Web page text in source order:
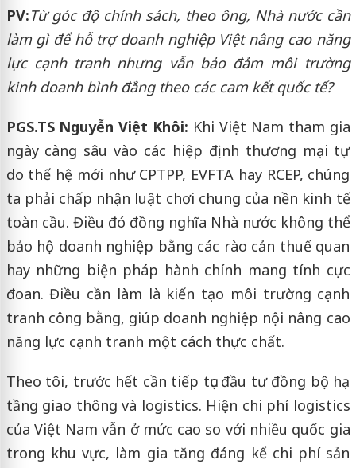
PV:Từ góc độ chính sách, theo ông, Nhà nước cần
làm gì để hỗ trợ doanh nghiệp Việt nâng cao năng
lực cạnh tranh nhưng vẫn bảo đảm môi trường
kinh doanh bình đẳng theo các cam kết quốc tế?
PGS.TS Nguyễn Việt Khôi: Khi Việt Nam tham gia
ngày càng sâu vào các hiệp định thương mại tự
do thế hệ mới như CPTPP, EVFTA hay RCEP, chúng
ta phải chấp nhận luật chơi chung của nền kinh tế
toàn cầu. Điều đó đồng nghĩa Nhà nước không thể
bảo hộ doanh nghiệp bằng các rào cản thuế quan
hay những biện pháp hành chính mang tính cực
đoan. Điều cần làm là kiến tạo môi trường cạnh
tranh công bằng, giúp doanh nghiệp nội nâng cao
năng lực cạnh tranh một cách thực chất.
Theo tôi, trước hết cần tiếp tục đầu tư đồng bộ hạ
tầng giao thông và logistics. Hiện chi phí logistics
của Việt Nam vẫn ở mức cao so với nhiều quốc gia
trong khu vực, làm gia tăng đáng kể chi phí sản